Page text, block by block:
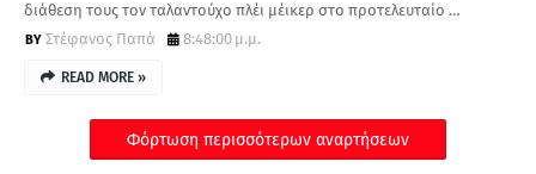
διάθεση τους τον ταλαντούχο πλέι μέικερ στο προτελευταίο …
Στέφανος Παπά
8:48:00 μ.μ.
READ MORE »
Φόρτωση περισσότερων αναρτήσεων